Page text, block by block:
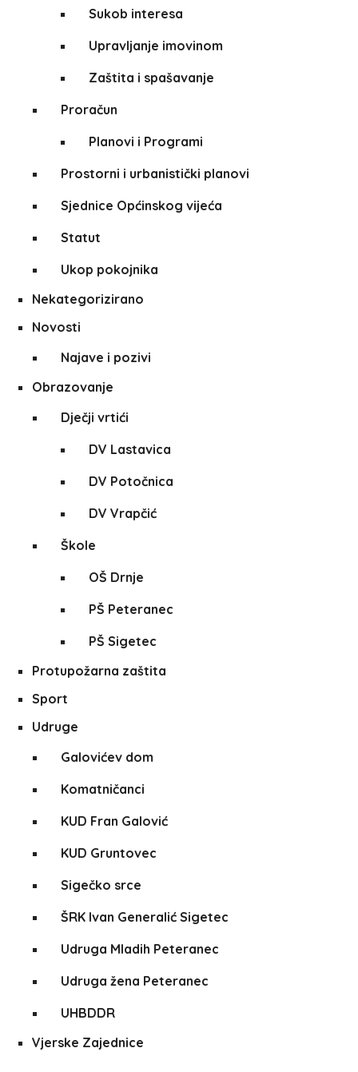
Sukob interesa
Upravljanje imovinom
Zaštita i spašavanje
Proračun
Planovi i Programi
Prostorni i urbanistički planovi
Sjednice Općinskog vijeća
Statut
Ukop pokojnika
Nekategorizirano
Novosti
Najave i pozivi
Obrazovanje
Dječji vrtići
DV Lastavica
DV Potočnica
DV Vrapčić
Škole
OŠ Drnje
PŠ Peteranec
PŠ Sigetec
Protupožarna zaštita
Sport
Udruge
Galovićev dom
Komatničanci
KUD Fran Galović
KUD Gruntovec
Sigečko srce
ŠRK Ivan Generalić Sigetec
Udruga Mladih Peteranec
Udruga žena Peteranec
UHBDDR
Vjerske Zajednice